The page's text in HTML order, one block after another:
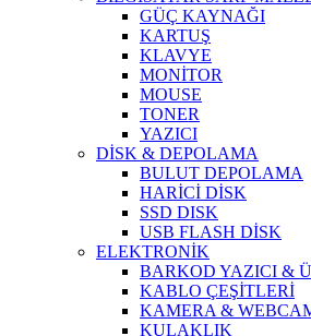
GÜÇ KAYNAĞI
KARTUŞ
KLAVYE
MONİTOR
MOUSE
TONER
YAZICI
DİSK & DEPOLAMA
BULUT DEPOLAMA
HARİCİ DİSK
SSD DISK
USB FLASH DİSK
ELEKTRONİK
BARKOD YAZICI &
KABLO ÇEŞİTLERİ
KAMERA &
KULAKLIK